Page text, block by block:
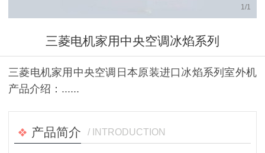
1 /1
三菱电机家用中央空调冰焰系列
三菱电机家用中央空调日本原装进口冰焰系列室外机
产品介绍：......
产品简介 / INTRODUCTION